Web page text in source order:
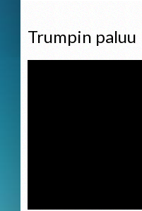
Trumpin paluu